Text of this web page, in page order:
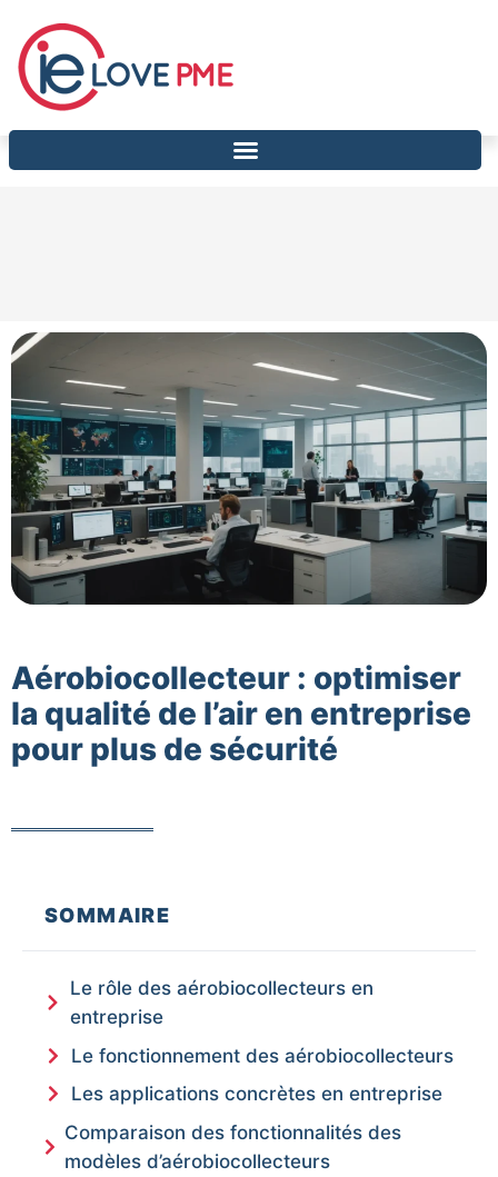
Aérobiocollecteur : optimiser
la qualité de l’air en entreprise
pour plus de sécurité
SOMMAIRE
Le rôle des aérobiocollecteurs en
entreprise
Le fonctionnement des aérobiocollecteurs
Les applications concrètes en entreprise
Comparaison des fonctionnalités des
modèles d’aérobiocollecteurs